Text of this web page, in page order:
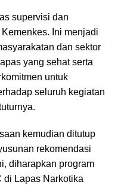
supervisi dan
Ini menjadi
dan sektor
yang sehat serta
untuk
seluruh kegiatan
kemudian ditutup
rekomendasi
diharapkan program
di Lapas Narkotika